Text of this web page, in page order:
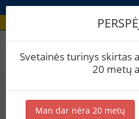
Receptas / Pusės
Virimai (1)
BeerXML
Svetainės turinys skirtas
20 metų
Man dar nėra 20 metų